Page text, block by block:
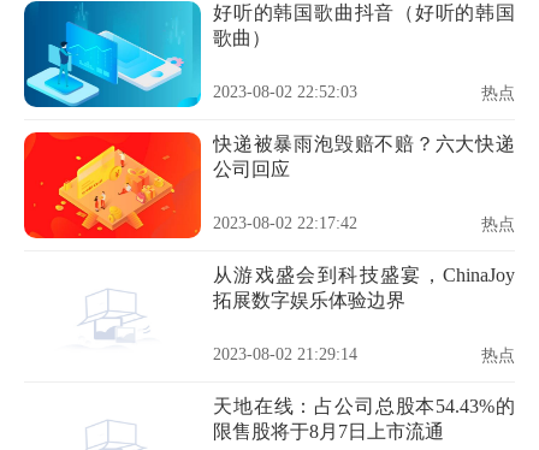
好听的韩国歌曲抖音（好听的韩国
歌曲）
2023-08-02 22:52:03 热点
快递被暴雨泡毁赔不赔？六大快递
公司回应
2023-08-02 22:17:42 热点
从游戏盛会到科技盛宴，ChinaJoy
拓展数字娱乐体验边界
2023-08-02 21:29:14 热点
天地在线：占公司总股本54.43%的
限售股将于8月7日上市流通